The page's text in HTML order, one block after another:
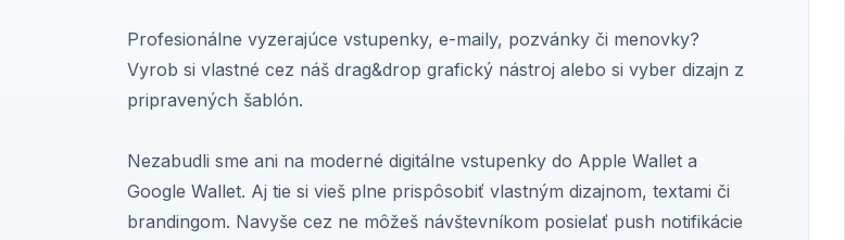
Prihlásenie
Profesionálne vyzerajúce vstupenky, e-maily, pozvánky či menovky?
Vyrob si vlastné cez náš drag&drop grafický nástroj alebo si vyber dizajn z
pripravených šablón.
Nezabudli sme ani na moderné digitálne vstupenky do Apple Wallet a
Google Wallet. Aj tie si vieš plne prispôsobiť vlastným dizajnom, textami či
brandingom. Navyše cez ne môžeš návštevníkom posielať push notifikácie